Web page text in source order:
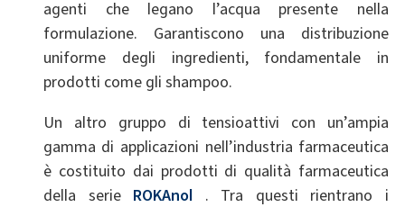
agenti che legano l’acqua presente nella
formulazione. Garantiscono una distribuzione
uniforme degli ingredienti, fondamentale in
prodotti come gli shampoo.
Un altro gruppo di tensioattivi con un’ampia
gamma di applicazioni nell’industria farmaceutica
è costituito dai prodotti di qualità farmaceutica
della serie ROKAnol . Tra questi rientrano i